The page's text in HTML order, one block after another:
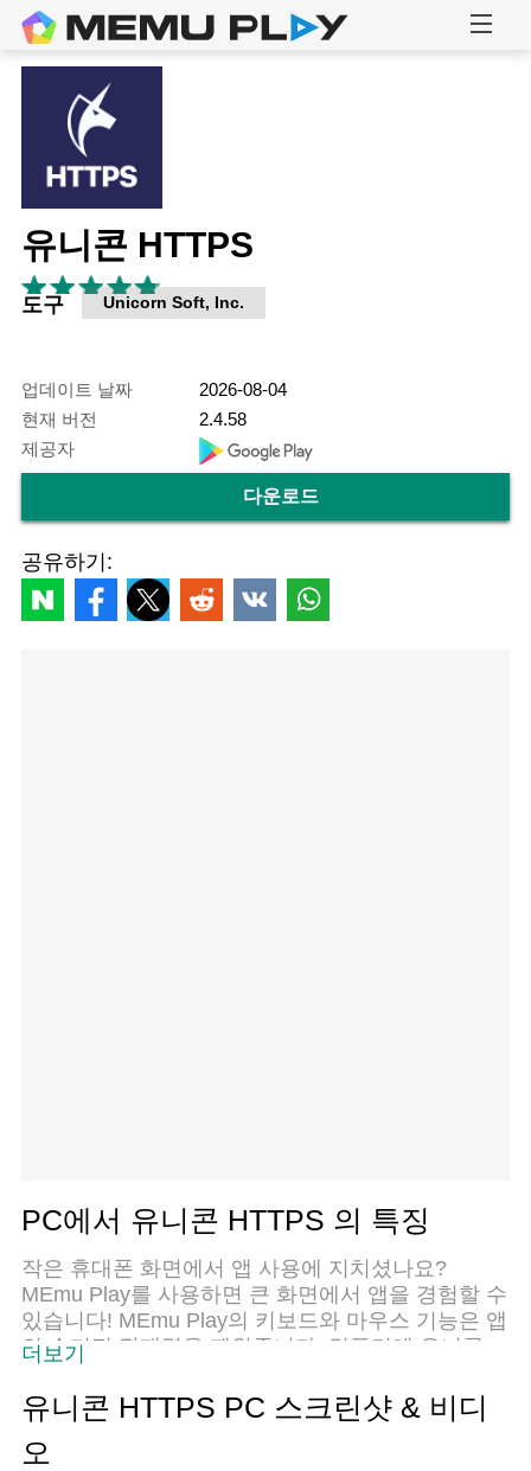
유니콘 HTTPS
도구 Unicorn Soft, Inc.
업데이트 날짜
2026-08-04
현재 버전
2.4.58
제공자
다운로드
공유하기:
PC에서 유니콘 HTTPS 의 특징
작은 휴대폰 화면에서 앱 사용에 지치셨나요?
MEmu Play를 사용하면 큰 화면에서 앱을 경험할 수
있습니다! MEmu Play의 키보드와 마우스 기능은 앱
의 숨겨진 잠재력을 깨워줍니다. 컴퓨터에 유니콘
나 과열 걱정 없이 좋아하는 앱을 즐길 수 있습니다.
MEmu Play를 사용하면 컴퓨터에서 앱을 쉽게 사용
할 수 있으며, 언제나 고품질 경험을 보장합니다!
더보기
유니콘 HTTPS PC 스크린샷 & 비디
오